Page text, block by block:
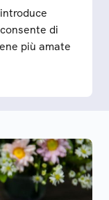
di
più amate